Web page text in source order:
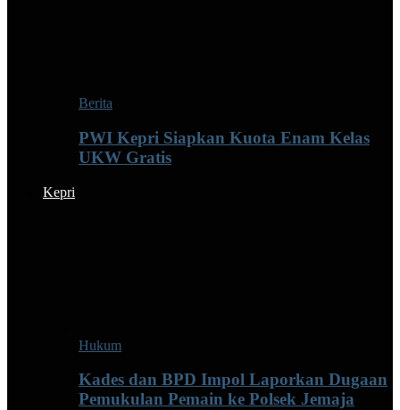
Berita
PWI Kepri Siapkan Kuota Enam Kelas
UKW Gratis
Kepri
Hukum
Kades dan BPD Impol Laporkan Dugaan
Pemukulan Pemain ke Polsek Jemaja